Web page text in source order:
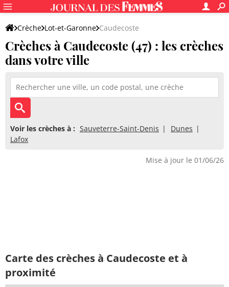
Crèche Lot-et-Garonne Caudecoste
Crèches à Caudecoste (47) : les crèches
dans votre ville
Voir les crèches à : Sauveterre-Saint-Denis
Dunes
Lafox
Mise à jour le 01/06/26
Carte des crèches à Caudecoste et à
proximité